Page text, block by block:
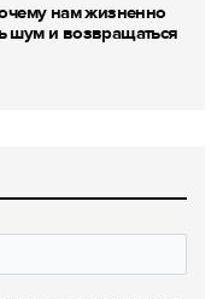
нам жизненно
шум и возвращаться